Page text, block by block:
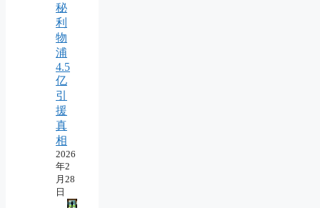
秘
利
物
浦
4.5
亿
引
援
真
相
2026
年2
月28
日